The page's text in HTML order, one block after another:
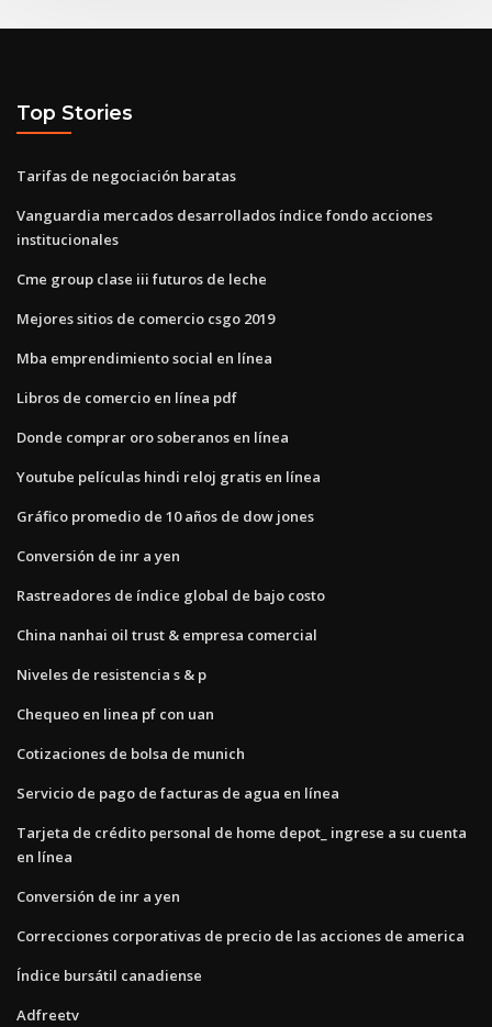
Top Stories
Tarifas de negociación baratas
Vanguardia mercados desarrollados índice fondo acciones
institucionales
Cme group clase iii futuros de leche
Mejores sitios de comercio csgo 2019
Mba emprendimiento social en línea
Libros de comercio en línea pdf
Donde comprar oro soberanos en línea
Youtube películas hindi reloj gratis en línea
Gráfico promedio de 10 años de dow jones
Conversión de inr a yen
Rastreadores de índice global de bajo costo
China nanhai oil trust & empresa comercial
Niveles de resistencia s & p
Chequeo en linea pf con uan
Cotizaciones de bolsa de munich
Servicio de pago de facturas de agua en línea
Tarjeta de crédito personal de home depot_ ingrese a su cuenta
en línea
Conversión de inr a yen
Correcciones corporativas de precio de las acciones de america
Índice bursátil canadiense
Adfreetv